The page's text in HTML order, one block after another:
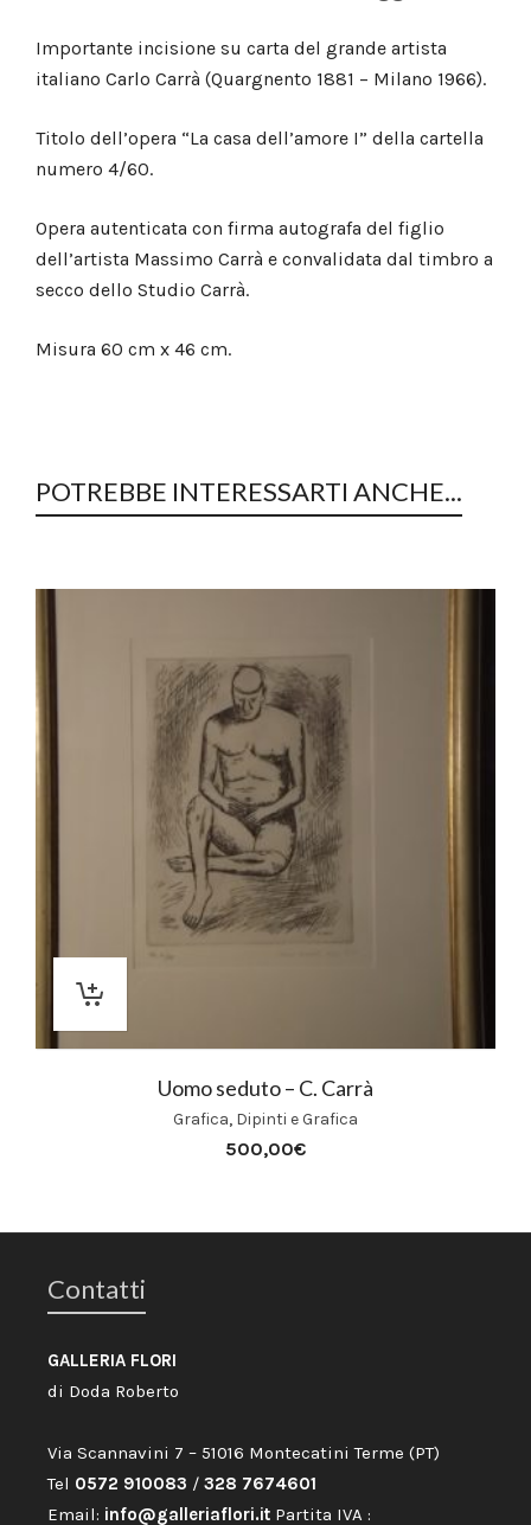
Importante incisione su carta del grande artista
italiano Carlo Carrà (Quargnento 1881 – Milano 1966).
Titolo dell’opera “La casa dell’amore I” della cartella
numero 4/60.
Opera autenticata con firma autografa del figlio
dell’artista Massimo Carrà e convalidata dal timbro a
secco dello Studio Carrà.
Misura 60 cm x 46 cm.
POTREBBE INTERESSARTI ANCHE...
Uomo seduto – C. Carrà
Grafica, Dipinti e Grafica
500,00€
Contatti
GALLERIA FLORI
di Doda Roberto
Via Scannavini 7 – 51016 Montecatini Terme (PT)
Tel 0572 910083 / 328 7674601
Email: info@galleriaflori.it Partita IVA :